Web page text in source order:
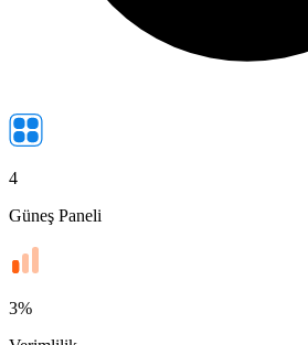
4
Güneş Paneli
3%